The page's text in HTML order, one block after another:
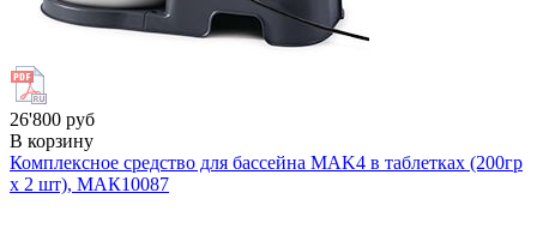
26'800 руб
В корзину
Комплексное средство для бассейна MAK4 в таблетках (200гр
х 2 шт), МАК10087